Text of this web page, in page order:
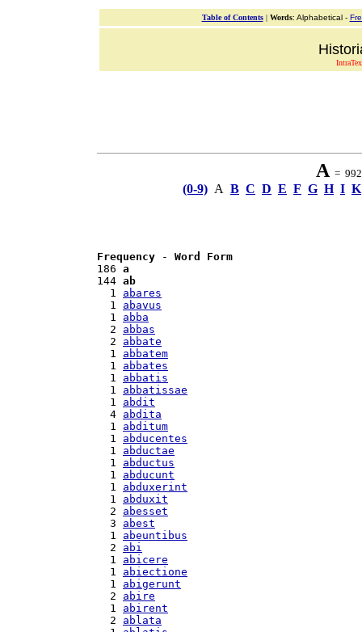
Table of Contents| Words: Alphabetical -
A= 992
(0-9) A B C D E F G H I K
Frequency - Word Form
186 a
144 ab
  1
abares
  1
abavus
  1
abba
  2
abbas
  2
abbate
  1
abbatem
  1
abbates
  1
abbatis
  1
abbatissae
  1
abdit
  4
abdita
  1
abditum
  1
abducentes
  1
abductae
  1
abductus
  1
abducunt
  1
abduxerint
  1
abduxit
  2
abesset
  3
abest
  1
abeuntibus
  2
abi
  1
abicere
  1
abiectione
  1
abigerunt
  2
abire
  1
abirent
  2
ablata